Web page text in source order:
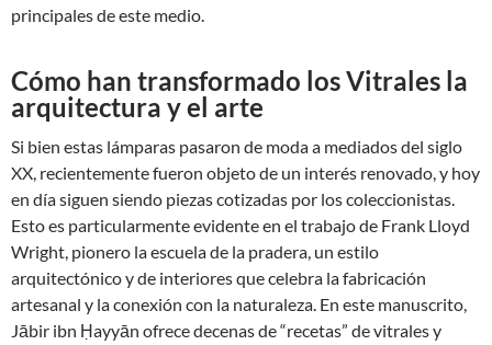
principales de este medio.
Cómo han transformado los Vitrales la
arquitectura y el arte
Si bien estas lámparas pasaron de moda a mediados del siglo
XX, recientemente fueron objeto de un interés renovado, y hoy
en día siguen siendo piezas cotizadas por los coleccionistas.
Esto es particularmente evidente en el trabajo de Frank Lloyd
Wright, pionero la escuela de la pradera, un estilo
arquitectónico y de interiores que celebra la fabricación
artesanal y la conexión con la naturaleza. En este manuscrito,
Jābir ibn Ḥayyān ofrece decenas de “recetas” de vitrales y